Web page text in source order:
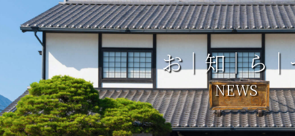
お｜知｜ら
NEWS